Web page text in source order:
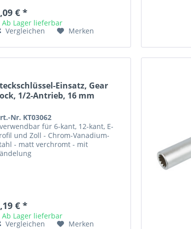
€ *
Ab Lager lieferbar
Vergleichen
Merken
Einsatz, Gear
1/2-Antrieb, 16 mm
Nr. KT03062
für 6-kant, 12-kant, E-
und Zoll - Chrom-Vanadium-
- matt verchromt - mit
€ *
Ab Lager lieferbar
Vergleichen
Merken